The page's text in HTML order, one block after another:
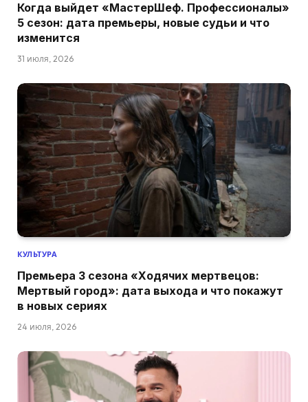
Когда выйдет «МастерШеф. Профессионалы»
5 сезон: дата премьеры, новые судьи и что
изменится
31 июля, 2026
КУЛЬТУРА
Премьера 3 сезона «Ходячих мертвецов:
Мертвый город»: дата выхода и что покажут
в новых сериях
24 июля, 2026